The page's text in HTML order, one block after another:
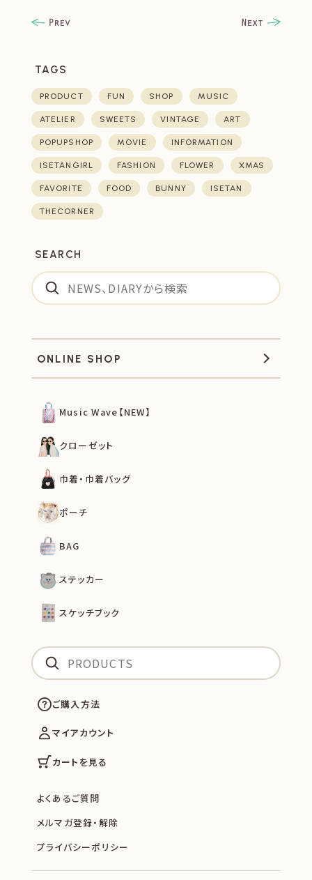
TAGS
PRODUCT FUN SHOP MUSIC
ATELIER SWEETS VINTAGE ART
POPUPSHOP MOVIE INFORMATION
ISETANGIRL FASHION FLOWER XMAS
FAVORITE FOOD BUNNY ISETAN
THECORNER
SEARCH
ONLINE SHOP
Music Wave【NEW】
クローゼット
巾着・巾着バッグ
ポーチ
BAG
ステッカー
スケッチブック
ご購入方法
マイアカウント
カートを見る
よくあるご質問
メルマガ登録・解除
プライバシーポリシー